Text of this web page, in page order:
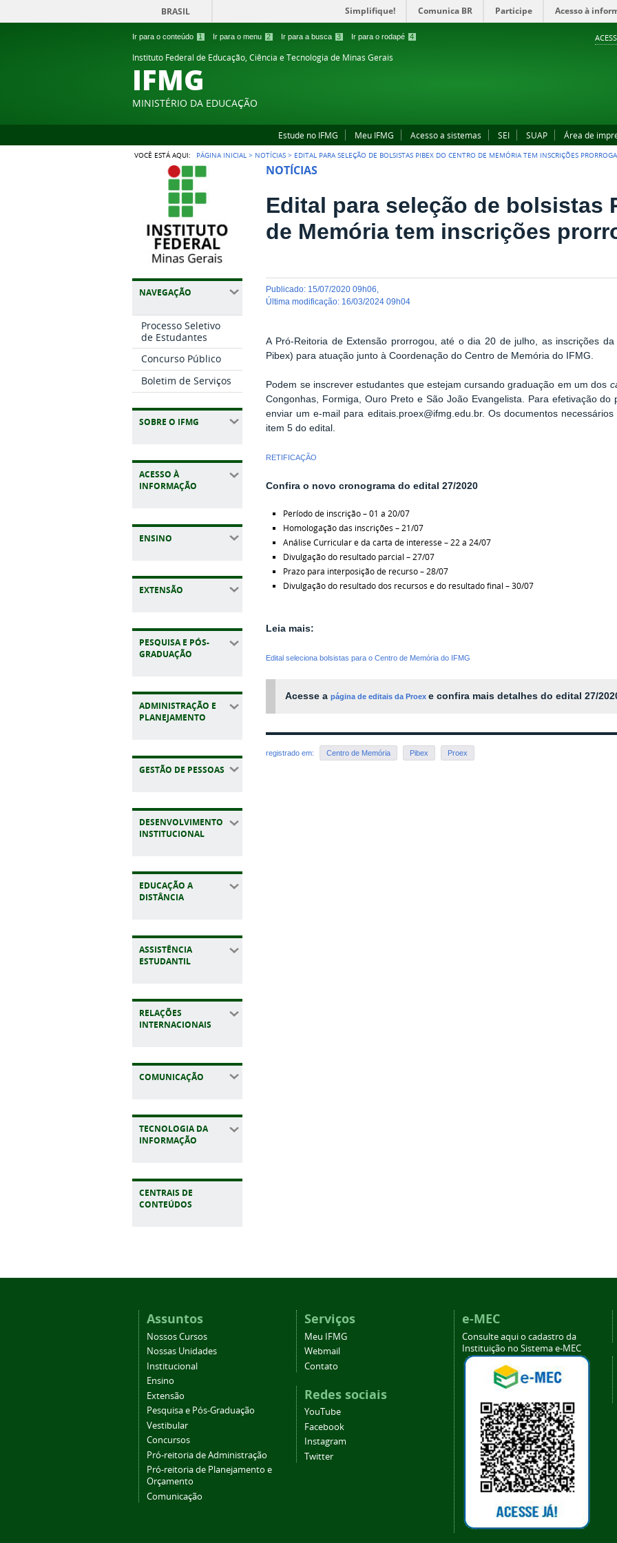
Ir para o conteúdo 1 Ir para o menu 2 Ir para a busca 3 Ir para o rodapé 4
BRASIL Simplifique! Comunica BR Participe Acesso à
Instituto Federal de Educação, Ciência e Tecnologia de Minas Gerais
IFMG
MINISTÉRIO DA EDUCAÇÃO
Estude no IFMG Meu IFMG Acesso a sistemas SEI SUAP Área de
VOCÊ ESTÁ AQUI: PÁGINA INICIAL > NOTÍCIAS > EDITAL PARA SELEÇÃO DE BOLSISTAS PIBEX DO CENTRO DE MEMÓRIA TEM INSCRIÇÕES
NAVEGAÇÃO
Processo Seletivo
de Estudantes
Concurso Público
Boletim de Serviços
SOBRE O IFMG
ACESSO À
INFORMAÇÃO
ENSINO
EXTENSÃO
PESQUISA E PÓS-
GRADUAÇÃO
ADMINISTRAÇÃO E
PLANEJAMENTO
GESTÃO DE PESSOAS
DESENVOLVIMENTO
INSTITUCIONAL
EDUCAÇÃO A
DISTÂNCIA
ASSISTÊNCIA
ESTUDANTIL
RELAÇÕES
INTERNACIONAIS
COMUNICAÇÃO
TECNOLOGIA DA
INFORMAÇÃO
CENTRAIS DE
CONTEÚDOS
NOTÍCIAS
Edital para seleção de bolsistas
de Memória tem inscrições
publicado: 15/07/2020 09h06
última modificação: 16/03/2024 09h04
A Pró-Reitoria de Extensão prorrogou, até o dia 20 de julho, as inscrições
Pibex) para atuação junto à Coordenação do Centro de Memória do IFMG.
Podem se inscrever estudantes que estejam cursando graduação em um dos
Congonhas, Formiga, Ouro Preto e São João Evangelista. Para efetivação
enviar um e-mail para editais.proex@ifmg.edu.br. Os documentos
item 5 do edital.
RETIFICAÇÃO
Confira o novo cronograma do edital 27/2020
Período de inscrição – 01 a 20/07
Homologação das inscrições – 21/07
Análise Curricular e da carta de interesse – 22 a 24/07
Divulgação do resultado parcial – 27/07
Prazo para interposição de recurso – 28/07
Divulgação do resultado dos recursos e do resultado final – 30/07
Leia mais:
Edital seleciona bolsistas para o Centro de Memória do IFMG
Acesse a página de editais da Proex e confira mais detalhes do edital 27/
registrado em: Centro de Memória Pibex Proex
Assuntos
Nossos Cursos
Nossas Unidades
Institucional
Ensino
Extensão
Pesquisa e Pós-Graduação
Vestibular
Concursos
Pró-reitoria de Administração
Pró-reitoria de Planejamento e
Orçamento
Comunicação
Serviços
Meu IFMG
Webmail
Contato
Redes sociais
YouTube
Facebook
Instagram
Twitter
e-MEC
Consulte aqui o cadastro da
Instituição no Sistema e-MEC